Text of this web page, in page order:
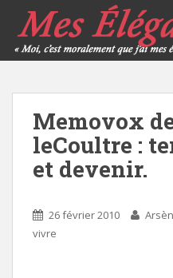
Memovox
leCoultre :
et devenir.
26 février 2010
vivre